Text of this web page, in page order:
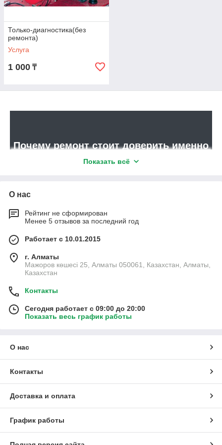
Только-диагностика(без
ремонта)
Услуга
1 000 ₸
Почему ремонт стоит доверить именно
Мы выполняем ремонт поршневых компрессоров любой
механических повреждений, независимо от модели
Над обслуживанием работают квалифицированные
Для эффективного ремонта мы проводим качественную
диагностику — как на территории клиента, так и в нашей
Показать всё
О нас
Рейтинг не сформирован
Менее 5 отзывов за последний год
Работает с 10.01.2015
г. Алматы
Мажоров көшесі 25, Алматы 050061, Казахстан, Алматы,
Казахстан
Контакты
Сегодня работает с 09:00 до 20:00
Показать весь график работы
О нас
Контакты
Доставка и оплата
График работы